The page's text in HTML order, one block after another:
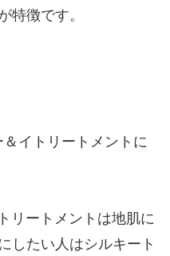
徴です。
イトリートメントに
リートメントは地肌に
したい人はシルキート